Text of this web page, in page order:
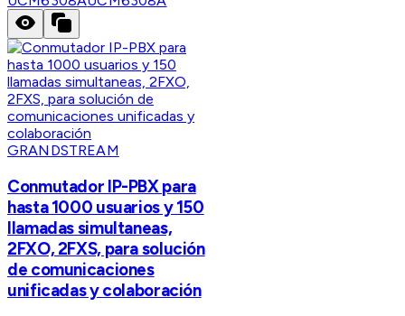
GRANDSTREAM
Conmutador IP-PBX para
hasta 1000 usuarios y 150
llamadas simultaneas,
2FXO, 2FXS, para solución
de comunicaciones
unificadas y colaboración